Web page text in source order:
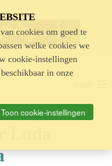
Luda
cookies om goed te
welke cookies we
cookie-instellingen
in onze
Toon cookie-instellingen